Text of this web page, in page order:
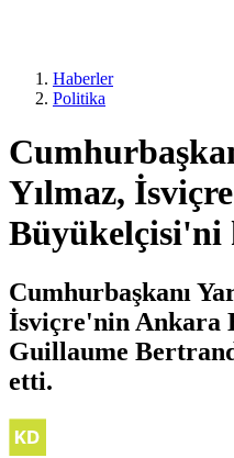
Haberler
Politika
Yılmaz,
Büyükelçisi'ni
Cumhurbaşkanı
İsviçre'nin Ankara
Guillaume
etti.